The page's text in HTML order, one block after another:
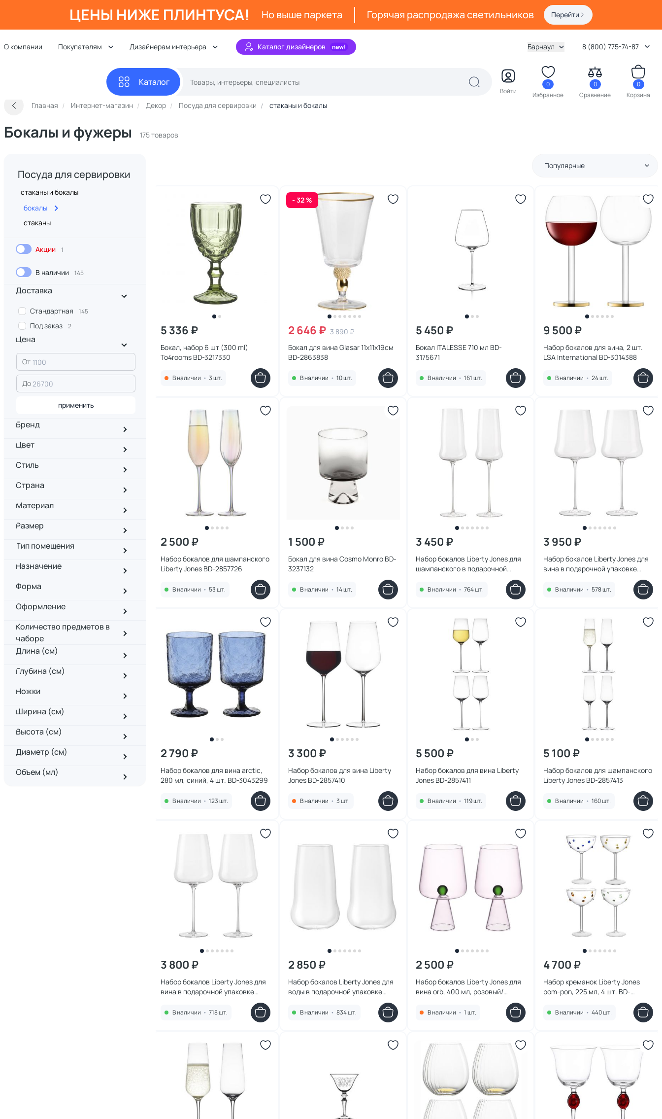
ЦЕНЫ НИЖЕ ПЛИНТУСА! Но выше паркета Горячая распродажа светильников Перейти
О компании Покупателям Дизайнерам интерьера Каталог дизайнеров Барнаул 8 (800) 775-74-87
Каталог
Войти
0
Избранное
0
Сравнение
0
Корзина
Главная Интернет-магазин Декор Посуда для сервировки стаканы и бокалы
Бокалы и фужеры 175 товаров
Посуда для сервировки
стаканы и бокалы
бокалы
стаканы
Акции 1
В наличии 145
Доставка
Стандартная 145
Под заказ 2
Цена
От
До
применить
Бренд
Цвет
Стиль
Страна
Материал
Размер
Тип помещения
Назначение
Форма
Оформление
Количество предметов в
наборе
Длина (см)
Глубина (см)
Ножки
Ширина (см)
Высота (см)
Диаметр (см)
Объем (мл)
Популярные
5 336 ₽
Бокал, набор 6 шт (300 ml)
To4rooms BD-3217330
В наличии • 3 шт.
- 32 %
2 646 ₽ 3 890 ₽
Бокал для вина Glasar 11х11х19см
BD-2863838
В наличии • 10 шт.
5 450 ₽
Бокал ITALESSE 710 мл BD-
3175671
В наличии • 161 шт.
9 500 ₽
Набор бокалов для вина, 2 шт.
LSA International BD-3014388
В наличии • 24 шт.
2 500 ₽
Набор бокалов для шампанского
Liberty Jones BD-2857726
В наличии • 53 шт.
1 500 ₽
Бокал для вина Cosmo Monro BD-
3237132
В наличии • 14 шт.
3 450 ₽
Набор бокалов Liberty Jones для
шампанского в подарочной
упаковке sense, 360 мл, 2 шт. BD-
3180975
В наличии • 764 шт.
3 950 ₽
Набор бокалов Liberty Jones для
вина в подарочной упаковке
sense, 750 мл, 2 шт. BD-3180974
В наличии • 578 шт.
2 790 ₽
Набор бокалов для вина arctic,
280 мл, синий, 4 шт. BD-3043299
В наличии • 123 шт.
3 300 ₽
Набор бокалов для вина Liberty
Jones BD-2857410
В наличии • 3 шт.
5 500 ₽
Набор бокалов для вина Liberty
Jones BD-2857411
В наличии • 119 шт.
5 100 ₽
Набор бокалов для шампанского
Liberty Jones BD-2857413
В наличии • 160 шт.
3 800 ₽
Набор бокалов Liberty Jones для
вина в подарочной упаковке
sense, 600 мл, 2 шт. BD-3180973
В наличии • 718 шт.
2 850 ₽
Набор бокалов Liberty Jones для
воды в подарочной упаковке
sense, 590 мл, 2 шт. BD-3180972
В наличии • 834 шт.
2 500 ₽
Набор бокалов Liberty Jones для
вина orb, 400 мл, розовый/
В наличии • 1 шт.
4 700 ₽
Набор креманок Liberty Jones
pom-pon, 225 мл, 4 шт. BD-
В наличии • 440 шт.